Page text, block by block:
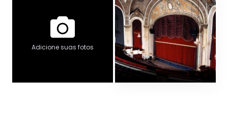
Adicione suas fotos